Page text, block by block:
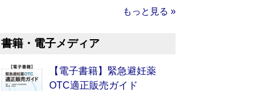
もっと見る »
書籍・電子メディア
【電子書籍】緊急避妊薬
OTC適正販売ガイド